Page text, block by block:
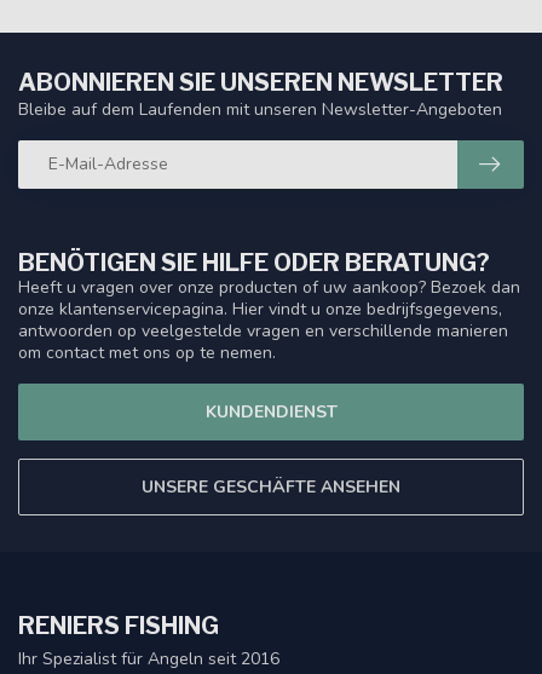
BENÖTIGEN SIE HILFE ODER BERATUNG?
Heeft u vragen over onze producten of uw aankoop? Bezoek dan
onze klantenservicepagina. Hier vindt u onze bedrijfsgegevens,
antwoorden op veelgestelde vragen en verschillende manieren
om contact met ons op te nemen.
KUNDENDIENST
UNSERE GESCHÄFTE ANSEHEN
ABONNIEREN SIE UNSEREN NEWSLETTER
Bleibe auf dem Laufenden mit unseren Newsletter-Angeboten
RENIERS FISHING
Ihr Spezialist für Angeln seit 2016